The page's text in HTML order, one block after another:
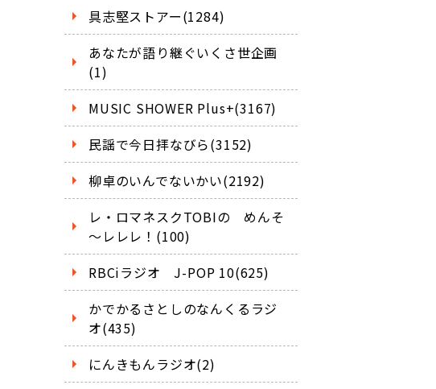
具志堅ストアー(1284)
あなたが語り継ぐいくさ世企画
(1)
MUSIC SHOWER Plus+(3167)
民謡で今日拝なびら(3152)
柳卓のいんでないかい(2192)
レ・ロマネスクTOBIの めんそ
～レレレ！(100)
RBCiラジオ J-POP 10(625)
かでかるさとしのなんくるラジ
オ(435)
にんきもんラジオ(2)